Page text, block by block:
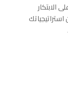
الابتكار